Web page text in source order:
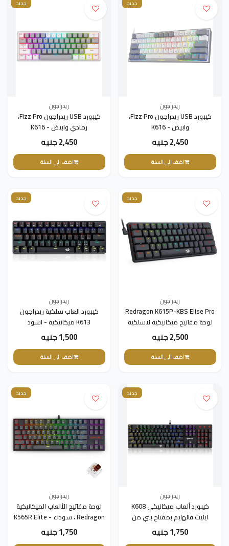
جديد
ريدراجون
كيبورد USB ريدراجون Fizz Pro،
وابيض - K616
2,450 جنيه
اضف الى السلة
جديد
ريدراجون
كيبورد USB ريدراجون Fizz Pro،
رمادي وابيض - K616
2,450 جنيه
اضف الى السلة
جديد
ريدراجون
Redragon K615P-KBS Elise Pro
لوحة مفاتيح ميكانيكية لاسلكية
، مفتاح أزرق رفيع للغاية
2,500 جنيه
اضف الى السلة
جديد
ريدراجون
كيبورد العاب سلكية ريدراجون
K613 ميكانيكية - اسود
1,500 جنيه
اضف الى السلة
جديد
ريدراجون
كيبورد ألعاب ميكانيكي K608
ايليت فالهايم بمفتاح بني من
ريدراجون
1,750 جنيه
جديد
ريدراجون
لوحة مفاتيح الألعاب الميكانيكية
Redragon ، سوداء - K565R Elite
1,750 جنيه